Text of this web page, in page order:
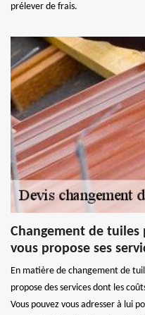
prélever de frais.
Changement de tuiles
vous propose ses
En matière de changement de
propose des services dont les
Vous pouvez vous adresser à lui